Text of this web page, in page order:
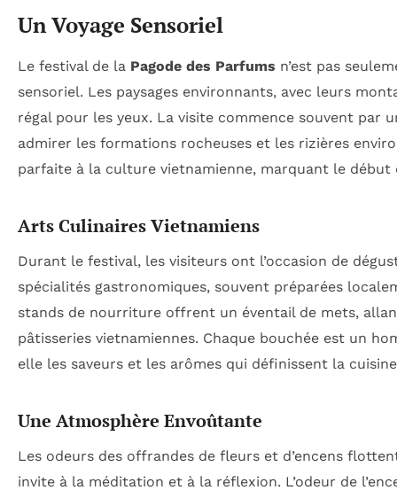
Un Voyage Sensoriel
Le festival de la Pagode des Parfums n’est pas
sensoriel. Les paysages environnants, avec leurs
régal pour les yeux. La visite commence souvent par
admirer les formations rocheuses et les rizières
parfaite à la culture vietnamienne, marquant le début
Arts Culinaires Vietnamiens
Durant le festival, les visiteurs ont l’occasion de
spécialités gastronomiques, souvent préparées
stands de nourriture offrent un éventail de mets,
pâtisseries vietnamiennes. Chaque bouchée est un
elle les saveurs et les arômes qui définissent la
Une Atmosphère Envoûtante
Les odeurs des offrandes de fleurs et d’encens
invite à la méditation et à la réflexion. L’odeur de